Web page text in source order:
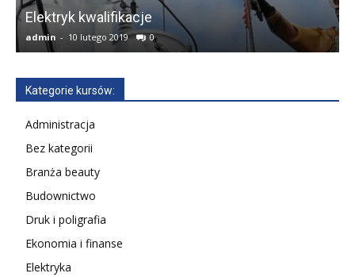
Elektryk kwalifikacje
admin - 10 lutego 2019 0
Kategorie kursów:
Administracja
Bez kategorii
Branża beauty
Budownictwo
Druk i poligrafia
Ekonomia i finanse
Elektryka